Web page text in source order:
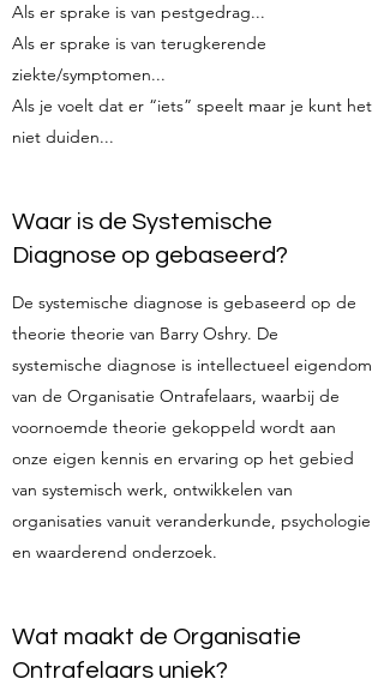
Als er sprake is van pestgedrag...
Als er sprake is van terugkerende
ziekte/symptomen...
Als je voelt dat er “iets” speelt maar je kunt het
niet duiden...
Waar is de Systemische
Diagnose op gebaseerd?
De systemische diagnose is gebaseerd op de
theorie theorie van Barry Oshry. De
systemische diagnose is intellectueel eigendom
van de Organisatie Ontrafelaars, waarbij de
voornoemde theorie gekoppeld wordt aan
onze eigen kennis en ervaring op het gebied
van systemisch werk, ontwikkelen van
organisaties vanuit veranderkunde, psychologie
en waarderend onderzoek.
Wat maakt de Organisatie
Ontrafelaars uniek?